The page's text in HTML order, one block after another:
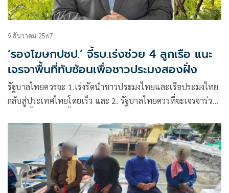
9 ธันวาคม 2567
‘รองโฆษกปชป.’ จี้รบ.เร่งช่วย 4 ลูกเรือ แนะ
เจรจาพื้นที่ทับซ้อนเพื่อชาวประมงสองฝั่ง
รัฐบาลไทยควรจะ 1.เร่งรัดนำชาวประมงไทยและเรือประมงไทย
กลับสู่ประเทศไทยโดยเร็ว และ 2. รัฐบาลไทยควรที่จะเจรจาร่วม